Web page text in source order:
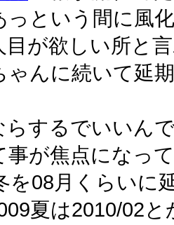
っという間に風
目が欲しい所と
ゃんに続いて延
らするでいいん
事が焦点になっ
を08月くらいに
夏は2010/02